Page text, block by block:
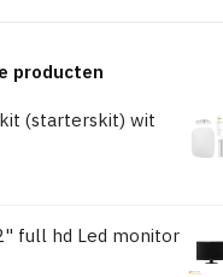
producten
(starterskit) wit
full hd Led monitor